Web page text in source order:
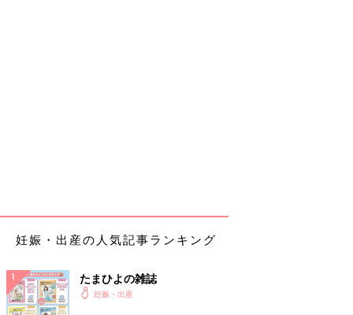
初妊婦です。18週0日のとき、横になっていたら急に下腹部がポ
コッと押され、今までに感じたことのない感覚でした。しかし、
その後数日は気のせいだったかなと思うほど胎動はわかりません
妊娠・出産の人気記事ランキング
たまひよの雑誌
妊娠・出産